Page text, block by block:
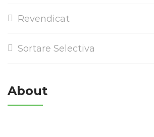
Revendicat
Sortare Selectiva
About